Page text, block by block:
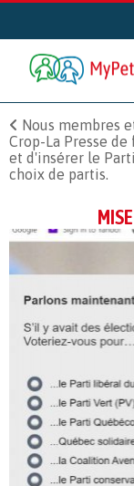
Nous membres
Crop-La Presse
et d'insérer le
choix de partis.